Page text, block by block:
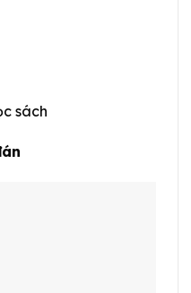
sách